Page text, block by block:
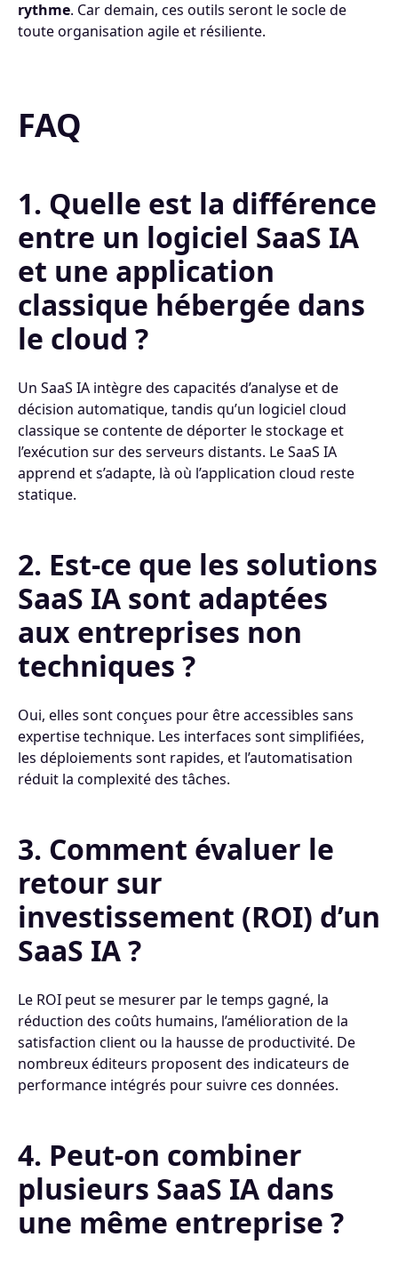
rythme. Car demain, ces outils seront le socle de
toute organisation agile et résiliente.
FAQ
1. Quelle est la différence
entre un logiciel SaaS IA
et une application
classique hébergée dans
le cloud ?
Un SaaS IA intègre des capacités d’analyse et de
décision automatique, tandis qu’un logiciel cloud
classique se contente de déporter le stockage et
l’exécution sur des serveurs distants. Le SaaS IA
apprend et s’adapte, là où l’application cloud reste
statique.
2. Est-ce que les solutions
SaaS IA sont adaptées
aux entreprises non
techniques ?
Oui, elles sont conçues pour être accessibles sans
expertise technique. Les interfaces sont simplifiées,
les déploiements sont rapides, et l’automatisation
réduit la complexité des tâches.
3. Comment évaluer le
retour sur
investissement (ROI) d’un
SaaS IA ?
Le ROI peut se mesurer par le temps gagné, la
réduction des coûts humains, l’amélioration de la
satisfaction client ou la hausse de productivité. De
nombreux éditeurs proposent des indicateurs de
performance intégrés pour suivre ces données.
4. Peut-on combiner
plusieurs SaaS IA dans
une même entreprise ?